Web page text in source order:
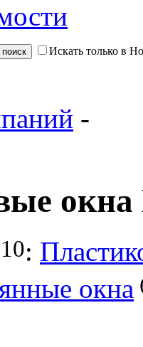
Искать только в
-
окна
10:
окна